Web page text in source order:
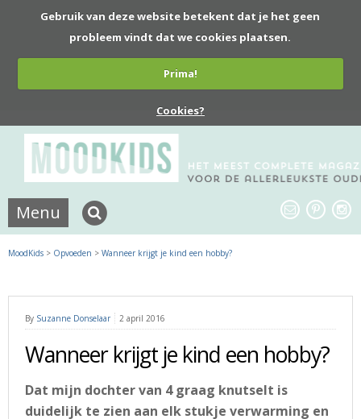
Gebruik van deze website betekent dat je het geen
probleem vindt dat we cookies plaatsen.
Prima!
Cookies?
Menu
MoodKids > Opvoeden > Wanneer krijgt je kind een hobby?
By Suzanne Donselaar 2 april 2016
Wanneer krijgt je kind een hobby?
Dat mijn dochter van 4 graag knutselt is
duidelijk te zien aan elk stukje verwarming en